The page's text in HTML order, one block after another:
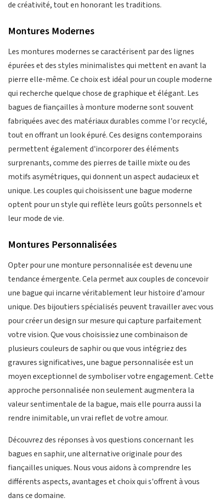
de créativité, tout en honorant les traditions.
Montures Modernes
Les montures modernes se caractérisent par des lignes
épurées et des styles minimalistes qui mettent en avant la
pierre elle-même. Ce choix est idéal pour un couple moderne
qui recherche quelque chose de graphique et élégant. Les
bagues de fiançailles à monture moderne sont souvent
fabriquées avec des matériaux durables comme l'or recyclé,
tout en offrant un look épuré. Ces designs contemporains
permettent également d'incorporer des éléments
surprenants, comme des pierres de taille mixte ou des
motifs asymétriques, qui donnent un aspect audacieux et
unique. Les couples qui choisissent une bague moderne
optent pour un style qui reflète leurs goûts personnels et
leur mode de vie.
Montures Personnalisées
Opter pour une monture personnalisée est devenu une
tendance émergente. Cela permet aux couples de concevoir
une bague qui incarne véritablement leur histoire d'amour
unique. Des bijoutiers spécialisés peuvent travailler avec vous
pour créer un design sur mesure qui capture parfaitement
votre vision. Que vous choisissiez une combinaison de
plusieurs couleurs de saphir ou que vous intégriez des
gravures significatives, une bague personnalisée est un
moyen exceptionnel de symboliser votre engagement. Cette
approche personnalisée non seulement augmentera la
valeur sentimentale de la bague, mais elle pourra aussi la
rendre inimitable, un vrai reflet de votre amour.
Découvrez des réponses à vos questions concernant les
bagues en saphir, une alternative originale pour des
fiançailles uniques. Nous vous aidons à comprendre les
différents aspects, avantages et choix qui s'offrent à vous
dans ce domaine.